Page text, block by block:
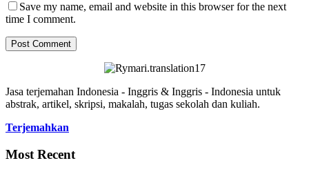
Save my name, email and website in this browser for the next
time I comment.
Post Comment
Jasa terjemahan Indonesia - Inggris & Inggris - Indonesia untuk
abstrak, artikel, skripsi, makalah, tugas sekolah dan kuliah.
Terjemahkan
Most Recent